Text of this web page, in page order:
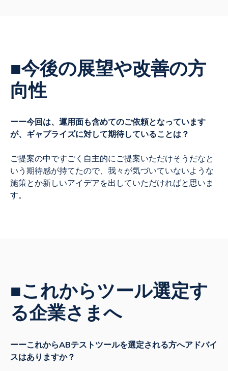
■今後の展望や改善の方
向性
ーー今回は、運用面も含めてのご依頼となっています
が、ギャプライズに対して期待していることは？
ご提案の中ですごく自主的にご提案いただけそうだなと
いう期待感が持てたので、我々が気づいていないような
施策とか新しいアイデアを出していただければと思いま
す。
■これからツール選定す
る企業さまへ
ーーこれからABテストツールを選定される方へアドバイ
スはありますか？